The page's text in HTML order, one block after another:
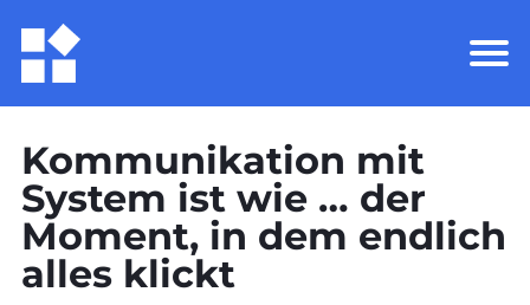
Kommunikation mit
System ist wie … der
Moment, in dem endlich
alles klickt